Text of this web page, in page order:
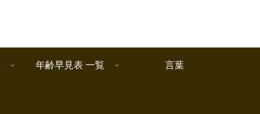
年齢早見表 一覧 言葉